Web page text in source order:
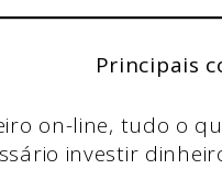
Principais
on-line, tudo o
investir